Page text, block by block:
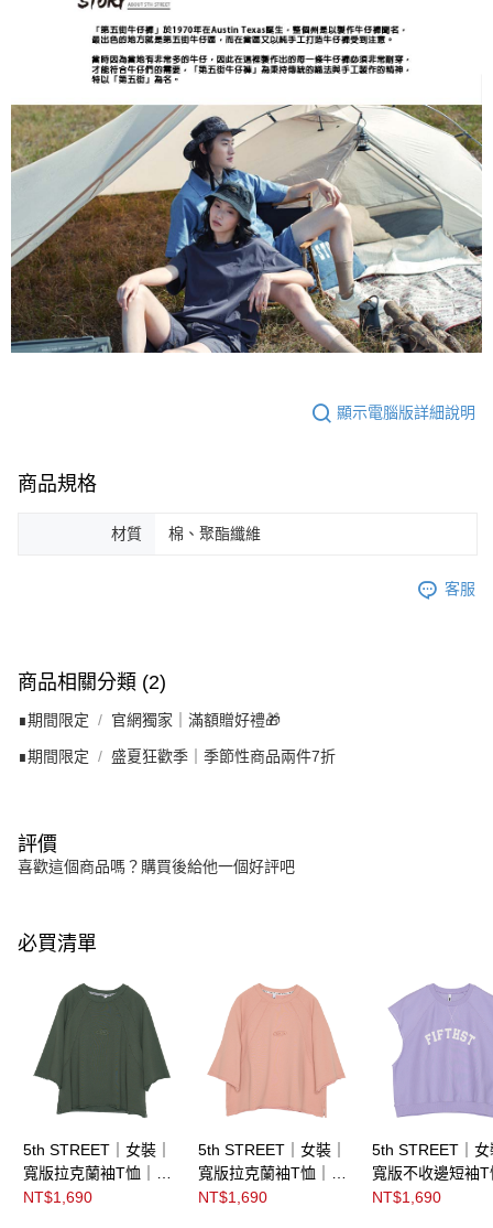
顯示電腦版詳細說明
商品規格
材質 棉、聚酯纖維
客服
商品相關分類 (2)
∎期間限定 官網獨家｜滿額贈好禮🎁
∎期間限定 盛夏狂歡季｜季節性商品兩件7折
評價
喜歡這個商品嗎？購買後給他一個好評吧
必買清單
5th STREET｜女裝｜
寬版拉克蘭袖T恤｜橄
欖綠
NT$1,690
5th STREET｜女裝｜
寬版拉克蘭袖T恤｜淺
灰桔
NT$1,690
5th STREET｜女
寬版不收邊短袖
紫褐
NT$1,690